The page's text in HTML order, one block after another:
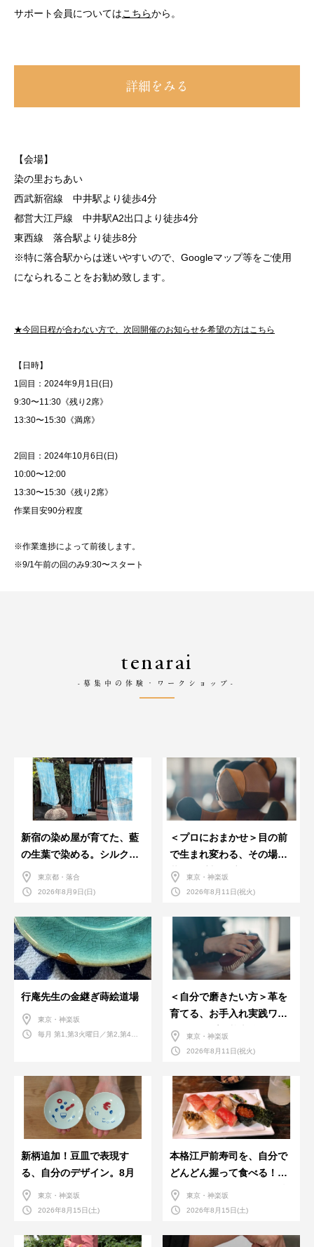
サポート会員についてはこちらから。
詳細をみる
【会場】
染の里おちあい
西武新宿線 中井駅より徒歩4分
都営大江戸線 中井駅A2出口より徒歩4分
東西線 落合駅より徒歩8分
※特に落合駅からは迷いやすいので、Googleマップ等をご使用
になられることをお勧め致します。
★今回日程が合わない方で、次回開催のお知らせを希望の方はこちら
【日時】
1回目：2024年9月1日(日)
9:30〜11:30《残り2席》
13:30〜15:30《満席》
2回目：2024年10月6日(日)
10:00〜12:00
13:30〜15:30《残り2席》
作業目安90分程度
※作業進捗によって前後します。
※9/1午前の回のみ9:30〜スタート
tenarai
-募集中の体験・ワークショップ-
新宿の染め屋が育てた、藍
の生葉で染める。シルクの
ストール
東京都・落合
2026年8月9日(日)
＜プロにおまかせ＞目の前
で生まれ変わる、その場で
革のお手入れ受付会。
東京・神楽坂
2026年8月11日(祝火)
行庵先生の金継ぎ蒔絵道場
東京・神楽坂
毎月 第1,第3火曜日／第2,第4火
＜自分で磨きたい方＞革を
育てる、お手入れ実践ワー
クショップ。基本編！
東京・神楽坂
2026年8月11日(祝火)
新柄追加！豆皿で表現す
る、自分のデザイン。8月
東京・神楽坂
2026年8月15日(土)
本格江戸前寿司を、自分で
どんどん握って食べる！職
人さんに教わる＜握りの練
習会＞８月
東京・神楽坂
2026年8月15日(土)